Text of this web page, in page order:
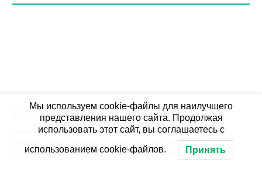
© 2026 СБОЙ.РФ
При использовании данных мониторинга на своих
ресурах, обязательна активная ссылка на Сбой.рф
По всем вопросам пишите: admin@сбой.рф
Мы используем cookie-файлы для наилучшего
представления нашего сайта. Продолжая
использовать этот сайт, вы соглашаетесь с
использованием cookie-файлов. Принять